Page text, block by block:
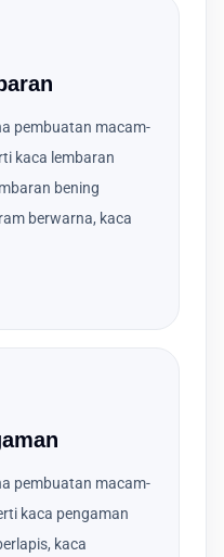
pembuatan macam-
kaca lembaran
bening
berwarna, kaca
pembuatan macam-
kaca pengaman
kaca